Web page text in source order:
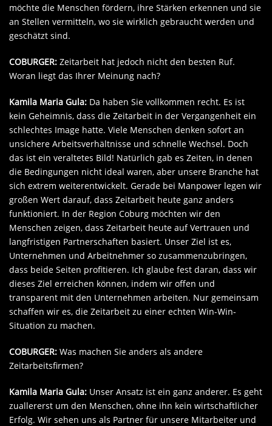
möchte die Menschen fördern, ihre Stärken erkennen und sie
an Stellen vermitteln, wo sie wirklich gebraucht werden und
geschätzt sind.
COBURGER: Zeitarbeit hat jedoch nicht den besten Ruf.
Woran liegt das Ihrer Meinung nach?
Kamila Maria Gula: Da haben Sie vollkommen recht. Es ist
kein Geheimnis, dass die Zeitarbeit in der Vergangenheit ein
schlechtes Image hatte. Viele Menschen denken sofort an
unsichere Arbeitsverhältnisse und schnelle Wechsel. Doch
das ist ein veraltetes Bild! Natürlich gab es Zeiten, in denen
die Bedingungen nicht ideal waren, aber unsere Branche hat
sich extrem weiterentwickelt. Gerade bei Manpower legen wir
großen Wert darauf, dass Zeitarbeit heute ganz anders
funktioniert. In der Region Coburg möchten wir den
Menschen zeigen, dass Zeitarbeit heute auf Vertrauen und
langfristigen Partnerschaften basiert. Unser Ziel ist es,
Unternehmen und Arbeitnehmer so zusammenzubringen,
dass beide Seiten profitieren. Ich glaube fest daran, dass wir
dieses Ziel erreichen können, indem wir offen und
transparent mit den Unternehmen arbeiten. Nur gemeinsam
schaffen wir es, die Zeitarbeit zu einer echten Win-Win-
Situation zu machen.
COBURGER: Was machen Sie anders als andere
Zeitarbeitsfirmen?
Kamila Maria Gula: Unser Ansatz ist ein ganz anderer. Es geht
zuallererst um den Menschen, ohne ihn kein wirtschaftlicher
Erfolg. Wir sehen uns als Partner für unsere Mitarbeiter und